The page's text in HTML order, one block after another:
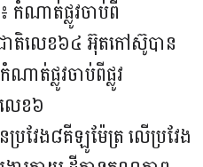
កំណាត់ផ្លូវចាប់ពី
ជាតិលេខ៦៤ អ៊ុតកៅស៊ូបាន
ាត់ផ្លូវចាប់ពីផ្លូវ
េខ៦
រវែង៨គីឡូម៉ែត្រ លើប្រវែង